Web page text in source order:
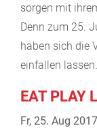
sorgen mit
Denn zum 25.
haben sich die
einfallen
EAT PLAY
Fr, 25. Aug